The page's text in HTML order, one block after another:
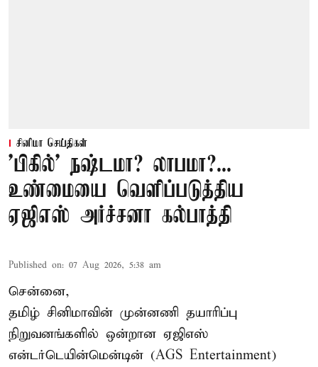
சினிமா செய்திகள்
'பிகில்' நஷ்டமா? லாபமா?...
உண்மையை வெளிப்படுத்திய
ஏஜிஎஸ் அர்ச்சனா கல்பாத்தி
Published on: 07 Aug 2026, 5:38 am
சென்னை,
தமிழ் சினிமாவின் முன்னணி தயாரிப்பு
நிறுவனங்களில் ஒன்றான ஏஜிஎஸ்
என்டர்டெயின்மென்டின் (AGS Entertainment)